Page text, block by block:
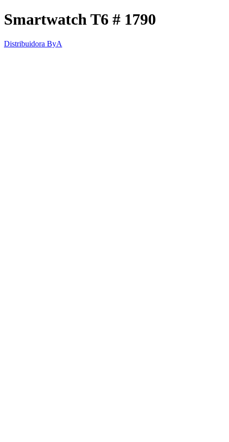
Smartwatch T6 # 1790
Distribuidora ByA